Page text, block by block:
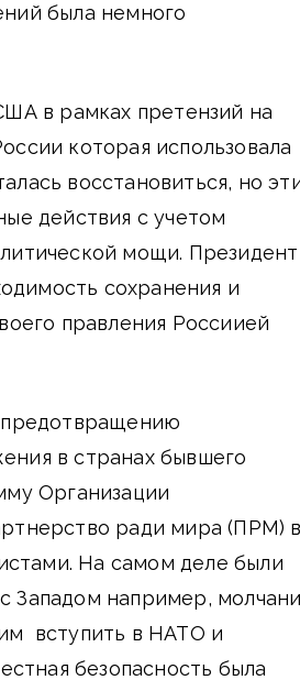
была немного
в рамках претензий на
которая использовала
восстановиться, но
действия с учетом
мощи. Президент
сохранения и
правления Россиией
в странах бывшего
Организации
ради мира (ПРМ) в
На самом деле были
Западом например,
вступить в НАТО и
безопасность была